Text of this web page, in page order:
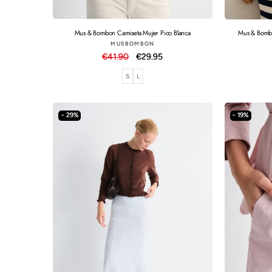
Mus & Bombon Camiseta Mujer Pico Blanca
Proveedor:
MUSBOMBON
Precio
habitual
€41.90
Precio
de
oferta
€29.95
S L
Mus &
- 29% - 19%